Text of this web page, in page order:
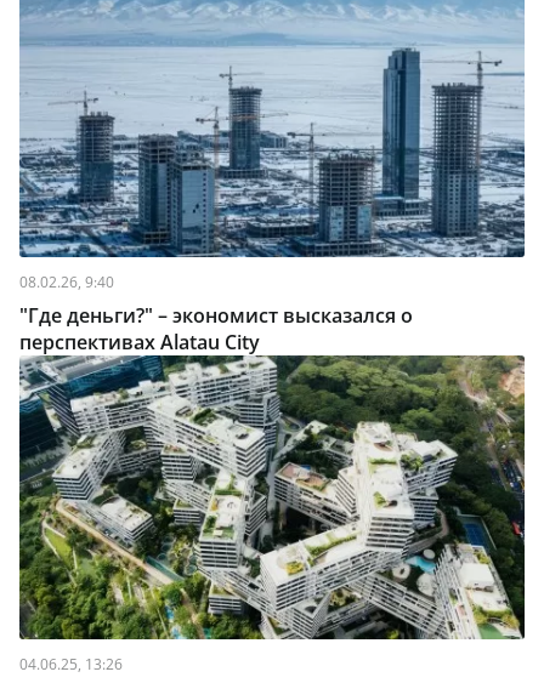
08.02.26, 9:40
"Где деньги?" – экономист высказался о
перспективах Alatau City
04.06.25, 13:26